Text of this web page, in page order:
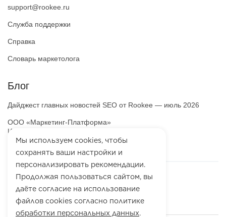
Мы используем cookies, чтобы
сохранять ваши настройки и
персонализировать рекомендации.
Продолжая пользоваться сайтом, вы
даёте согласие на использование
файлов cookies согласно политике
обработки персональных данных.
Блог
Дайджест главных новостей SEO от Rookee — июль 2026
ООО «Маркетинг-Платформа»
ИНН
ОГРН 1257100003863
support@rookee.ru
Служба поддержки
Справка
Словарь маркетолога